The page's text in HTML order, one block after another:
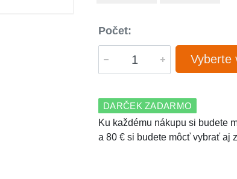
Počet:
Vyberte
DARČEK ZADARMO
Ku každému nákupu si budete
a 80 € si budete môcť vybrať aj